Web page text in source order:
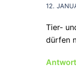
12.
Tier-
dürfen